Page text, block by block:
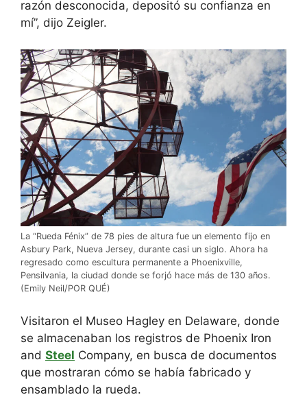
razón desconocida, depositó su confianza en
mí”, dijo Zeigler.
La “Rueda Fénix” de 78 pies de altura fue un elemento fijo en
Asbury Park, Nueva Jersey, durante casi un siglo. Ahora ha
regresado como escultura permanente a Phoenixville,
Pensilvania, la ciudad donde se forjó hace más de 130 años.
(Emily Neil/POR QUÉ)
Visitaron el Museo Hagley en Delaware, donde
se almacenaban los registros de Phoenix Iron
and Steel Company, en busca de documentos
que mostraran cómo se había fabricado y
ensamblado la rueda.